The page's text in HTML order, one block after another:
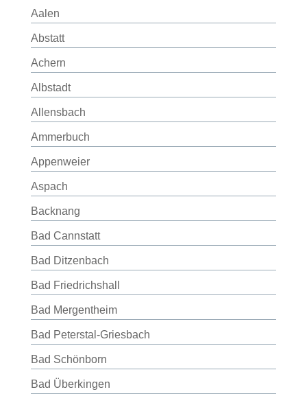
Aalen
Abstatt
Achern
Albstadt
Allensbach
Ammerbuch
Appenweier
Aspach
Backnang
Bad Cannstatt
Bad Ditzenbach
Bad Friedrichshall
Bad Mergentheim
Bad Peterstal-Griesbach
Bad Schönborn
Bad Überkingen